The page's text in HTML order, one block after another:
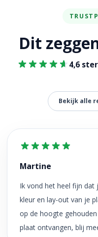
Dit
4,6
Bekijk alle
Martine
Ik vond het heel fijn dat
kleur en lay-out van je
op de hoogte
plaat ontvangen, blij